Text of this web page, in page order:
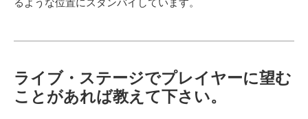
るような位置にスタンバイしています。
ライブ・ステージでプレイヤーに望む
ことがあれば教えて下さい。